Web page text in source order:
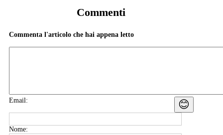
Commenti
Commenta l'articolo che hai appena letto
😊
Email:
Nome: